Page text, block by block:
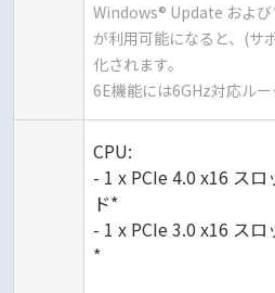
Windows® Update およ
が利用可能になると、(サ
化されます。
6E機能には6GHz対応ルー
CPU:
- 1 x PCIe 4.0 x16 ス
ド*
- 1 x PCIe 3.0 x16 ス
*